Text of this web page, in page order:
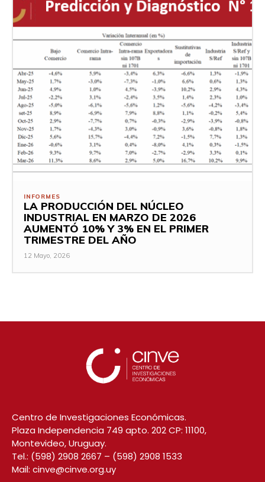
INFORMES
LA PRODUCCIÓN DEL NÚCLEO
INDUSTRIAL EN MARZO DE 2026
AUMENTÓ 10% Y 3% EN EL PRIMER
TRIMESTRE DEL AÑO
12 Mayo, 2026
Centro de Investigaciones Económicas.
Plaza Independencia 749 apto. 202 CP: 11100,
Montevideo, Uruguay.
Tel.: (598) 2908 2667 – (598) 2908 1533
Mail: cinve@cinve.org.uy